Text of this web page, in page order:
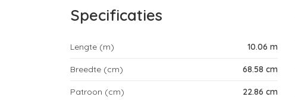
Specificaties
Lengte (m) 10.06 m
Breedte (cm) 68.58 cm
Patroon (cm) 22.86 cm